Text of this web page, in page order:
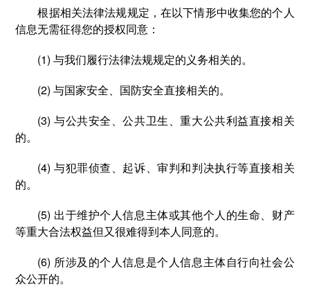
根据相关法律法规规定，在以下情形中收集您的个人
信息无需征得您的授权同意：
(1) 与我们履行法律法规规定的义务相关的。
(2) 与国家安全、国防安全直接相关的。
(3) 与公共安全、公共卫生、重大公共利益直接相关
的。
(4) 与犯罪侦查、起诉、审判和判决执行等直接相关
的。
(5) 出于维护个人信息主体或其他个人的生命、财产
等重大合法权益但又很难得到本人同意的。
(6) 所涉及的个人信息是个人信息主体自行向社会公
众公开的。